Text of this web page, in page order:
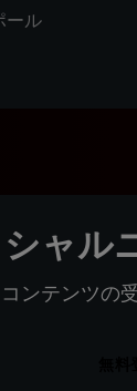
ール
ャル
ンテンツの